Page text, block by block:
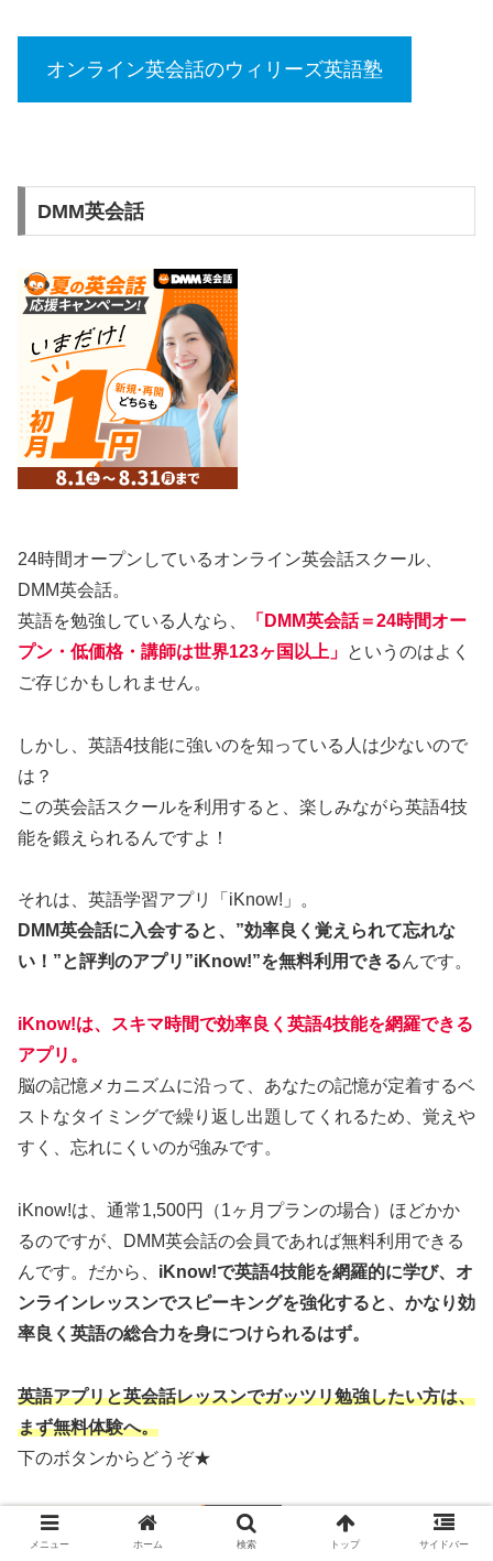
オンライン英会話のウィリーズ英語塾
DMM英会話
24時間オープンしているオンライン英会話スクール、
DMM英会話。
英語を勉強している人なら、
「DMM英会話＝24時間オー
プン・低価格・講師は世界123ヶ国以上」 というのはよく
ご存じかもしれません。
しかし、英語4技能に強いのを知っている人は少ないので
は？
この英会話スクールを利用すると、楽しみながら英語4技
能を鍛えられるんですよ！
それは、英語学習アプリ「iKnow!」。
DMM英会話に入会すると、”効率良く覚えられて忘れな
い！”と評判のアプリ”iKnow!”を無料利用できるんです。
iKnow!は、スキマ時間で効率良く英語4技能を網羅できる
アプリ。
脳の記憶メカニズムに沿って、あなたの記憶が定着するベ
ストなタイミングで繰り返し出題してくれるため、覚えや
すく、忘れにくいのが強みです。
iKnow!は、通常1,500円（1ヶ月プランの場合）ほどかか
るのですが、DMM英会話の会員であれば無料利用できる
んです。だから、 iKnow!で英語4技能を網羅的に学び、オ
ンラインレッスンでスピーキングを強化すると、かなり効
率良く英語の総合力を身につけられるはず。
英語アプリと英会話レッスンでガッツリ勉強したい方は、
まず無料体験へ。
下のボタンからどうぞ★
メニュー ホーム 検索 トップ サイドバー